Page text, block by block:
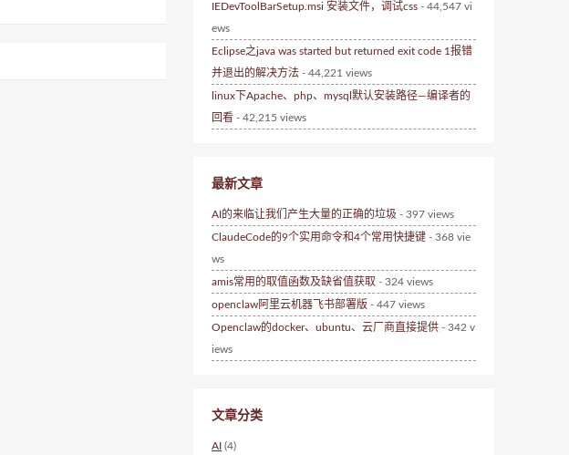
IEDevToolBarSetup.msi 安装文件，调试css - 44,547 vi
ews
Eclipse之java was started but returned exit code 1报错
并退出的解决方法 - 44,221 views
linux下Apache、php、mysql默认安装路径—编译者的
回看 - 42,215 views
最新文章
AI的来临让我们产生大量的正确的垃圾 - 397 views
ClaudeCode的9个实用命令和4个常用快捷键 - 368 vie
ws
amis常用的取值函数及缺省值获取 - 324 views
openclaw阿里云机器飞书部署版 - 447 views
Openclaw的docker、ubuntu、云厂商直接提供 - 342 v
iews
文章分类
AI (4)